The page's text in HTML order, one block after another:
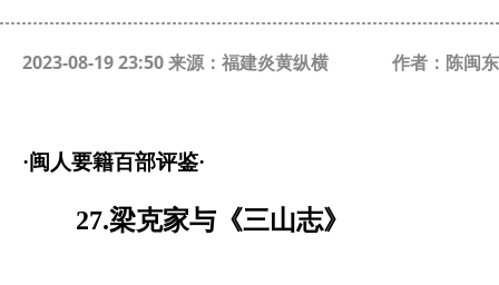
2023-08-19 23:50 来源：福建炎黄纵横 作者：陈闽东
·闽人要籍百部评鉴·
27.梁克家与《三山志》